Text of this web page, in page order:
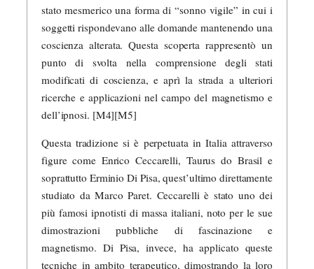
stato mesmerico una forma di “sonno vigile” in cui i
soggetti rispondevano alle domande mantenendo una
coscienza alterata. Questa scoperta rappresentò un
punto di svolta nella comprensione degli stati
modificati di coscienza, e aprì la strada a ulteriori
ricerche e applicazioni nel campo del magnetismo e
dell’ipnosi. [M4][M5]
Questa tradizione si è perpetuata in Italia attraverso
figure come Enrico Ceccarelli, Taurus do Brasil e
soprattutto Erminio Di Pisa, quest’ultimo direttamente
studiato da Marco Paret. Ceccarelli è stato uno dei
più famosi ipnotisti di massa italiani, noto per le sue
dimostrazioni pubbliche di fascinazione e
magnetismo. Di Pisa, invece, ha applicato queste
tecniche in ambito terapeutico, dimostrando la loro